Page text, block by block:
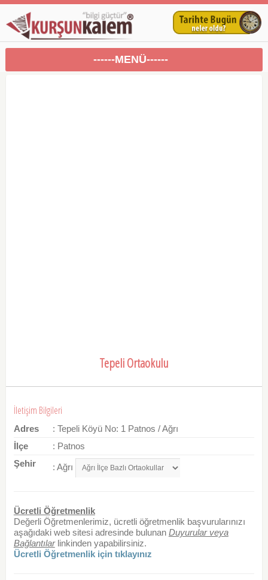
------MENÜ------
Tepeli Ortaokulu
İletişim Bilgileri
Adres
: Tepeli Köyü No: 1 Patnos / Ağrı
İlçe
: Patnos
Şehir
: Ağrı
Ücretli Öğretmenlik
Değerli Öğretmenlerimiz, ücretli öğretmenlik başvurularınızı
aşağıdaki web sitesi adresinde bulunan Duyurular veya
Bağlantılarlinkinden yapabilirsiniz.
Ücretli Öğretmenlik için tıklayınız